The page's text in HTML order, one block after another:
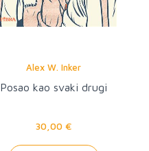
Alex W. Inker
Posao kao svaki drugi
30,00 €